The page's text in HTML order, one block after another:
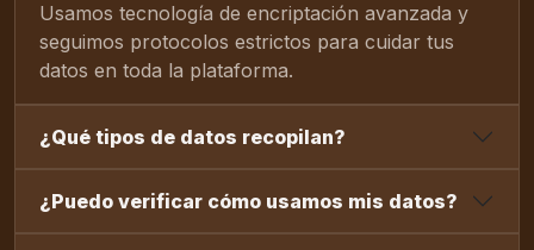
Usamos tecnología de encriptación avanzada y
seguimos protocolos estrictos para cuidar tus
datos en toda la plataforma.
¿Qué tipos de datos recopilan?
¿Puedo verificar cómo usamos mis datos?